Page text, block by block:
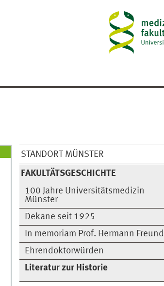
STANDORT MÜNSTER
FAKULTÄTSGESCHICHTE
100 Jahre Universitätsmedizin
Münster
Dekane seit 1925
In memoriam Prof. Hermann Freund
Ehrendoktorwürden
Literatur zur Historie